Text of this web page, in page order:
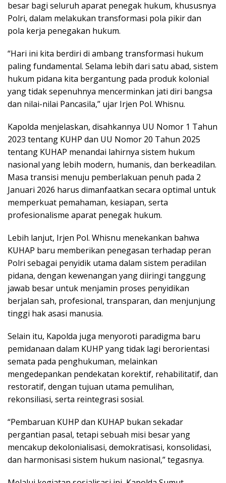
besar bagi seluruh aparat penegak hukum, khususnya
Polri, dalam melakukan transformasi pola pikir dan
pola kerja penegakan hukum.
“Hari ini kita berdiri di ambang transformasi hukum
paling fundamental. Selama lebih dari satu abad, sistem
hukum pidana kita bergantung pada produk kolonial
yang tidak sepenuhnya mencerminkan jati diri bangsa
dan nilai-nilai Pancasila,” ujar Irjen Pol. Whisnu.
Kapolda menjelaskan, disahkannya UU Nomor 1 Tahun
2023 tentang KUHP dan UU Nomor 20 Tahun 2025
tentang KUHAP menandai lahirnya sistem hukum
nasional yang lebih modern, humanis, dan berkeadilan.
Masa transisi menuju pemberlakuan penuh pada 2
Januari 2026 harus dimanfaatkan secara optimal untuk
memperkuat pemahaman, kesiapan, serta
profesionalisme aparat penegak hukum.
Lebih lanjut, Irjen Pol. Whisnu menekankan bahwa
KUHAP baru memberikan penegasan terhadap peran
Polri sebagai penyidik utama dalam sistem peradilan
pidana, dengan kewenangan yang diiringi tanggung
jawab besar untuk menjamin proses penyidikan
berjalan sah, profesional, transparan, dan menjunjung
tinggi hak asasi manusia.
Selain itu, Kapolda juga menyoroti paradigma baru
pemidanaan dalam KUHP yang tidak lagi berorientasi
semata pada penghukuman, melainkan
mengedepankan pendekatan korektif, rehabilitatif, dan
restoratif, dengan tujuan utama pemulihan,
rekonsiliasi, serta reintegrasi sosial.
“Pembaruan KUHP dan KUHAP bukan sekadar
pergantian pasal, tetapi sebuah misi besar yang
mencakup dekolonialisasi, demokratisasi, konsolidasi,
dan harmonisasi sistem hukum nasional,” tegasnya.